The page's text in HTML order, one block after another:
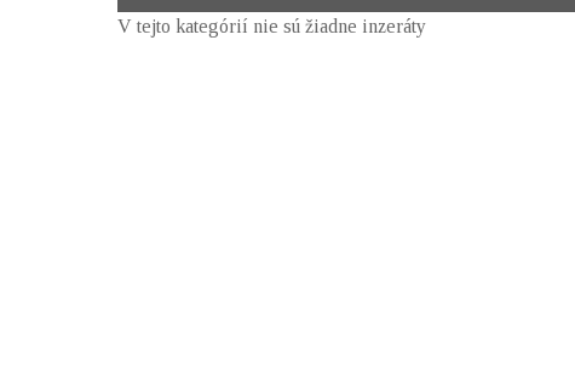
V tejto kategórií nie sú žiadne inzeráty